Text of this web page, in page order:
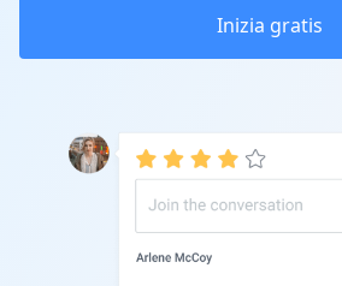
Inizia gratis